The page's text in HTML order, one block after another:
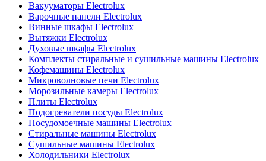
Вакууматоры Electrolux
Варочные панели Electrolux
Винные шкафы Electrolux
Вытяжки Electrolux
Духовые шкафы Electrolux
Комплекты стиральные и сушильные машины Electrolux
Кофемашины Electrolux
Микроволновые печи Electrolux
Морозильные камеры Electrolux
Плиты Electrolux
Подогреватели посуды Electrolux
Посудомоечные машины Electrolux
Стиральные машины Electrolux
Сушильные машины Electrolux
Холодильники Electrolux